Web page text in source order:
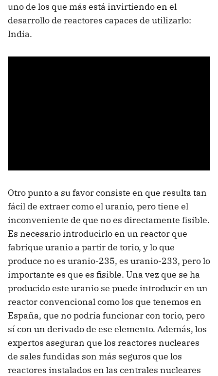
uno de los que más está invirtiendo en el
desarrollo de reactores capaces de utilizarlo:
India.
Otro punto a su favor consiste en que resulta tan
fácil de extraer como el uranio, pero tiene el
inconveniente de que no es directamente fisible.
Es necesario introducirlo en un reactor que
fabrique uranio a partir de torio, y lo que
produce no es uranio-235, es uranio-233, pero lo
importante es que es fisible. Una vez que se ha
producido este uranio se puede introducir en un
reactor convencional como los que tenemos en
España, que no podría funcionar con torio, pero
sí con un derivado de ese elemento. Además, los
expertos aseguran que los reactores nucleares
de sales fundidas son más seguros que los
reactores instalados en las centrales nucleares